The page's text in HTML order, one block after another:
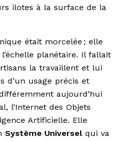
ilotes à la surface de la
était morcelée ; elle
l’échelle planétaire. Il fallait
la travaillent et lui
d’un usage précis et
aujourd’hui
l’Internet des Objets
Artificielle. Elle
Système Universel qui va